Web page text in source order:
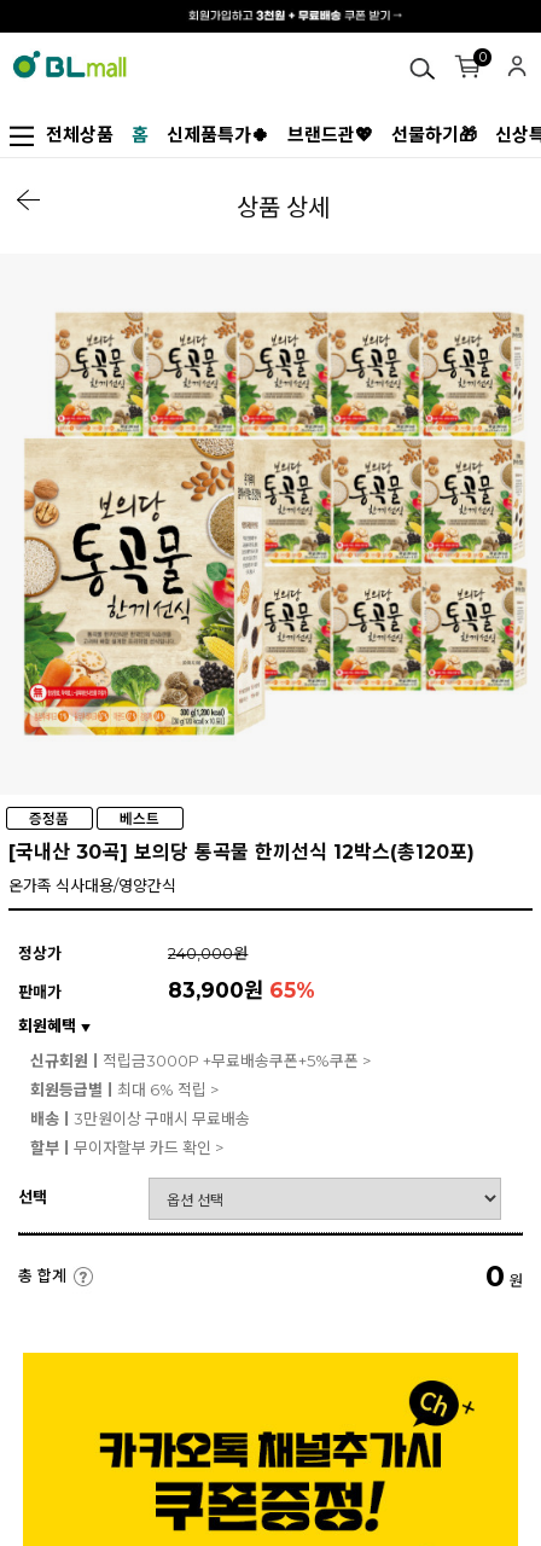
0
전체상품 홈 신제품특가🍀 브랜드관💖 선물하기🎁 신상
상품 상세
[국내산 30곡] 보의당 통곡물 한끼선식 12박스(총120포)
온가족 식사대용/영양간식
정상가
240,000원
판매가
83,900원 65%
회원혜택 ▼
신규회원ㅣ 적립금3000P +무료배송쿠폰+5%쿠폰 >
회원등급별ㅣ 최대 6% 적립 >
배송ㅣ 3만원이상 구매시 무료배송
할부ㅣ 무이자할부 카드 확인 >
선택
총 합계 0 원